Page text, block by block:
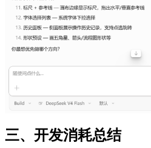
三、开发消耗总结